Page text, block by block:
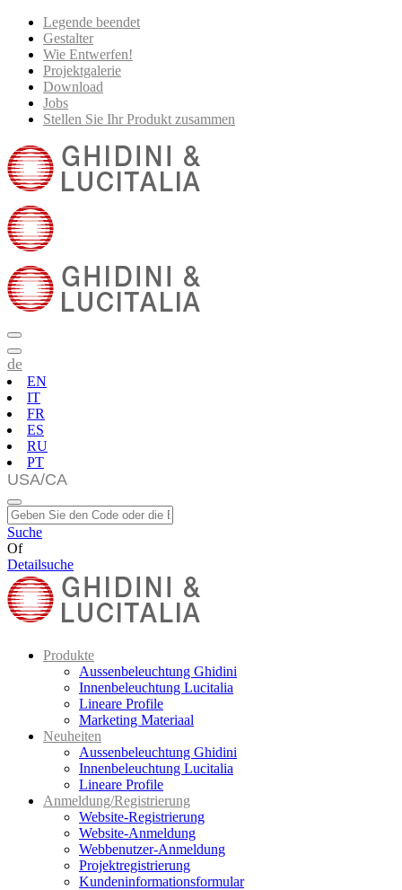
Legende beendet
Gestalter
Wie Entwerfen!
Projektgalerie
Download
Jobs
Stellen Sie Ihr Produkt zusammen
de
EN
IT
FR
ES
RU
PT
Suche
Of
Detailsuche
Produkte
Aussenbeleuchtung Ghidini
Innenbeleuchtung Lucitalia
Lineare Profile
Marketing Materiaal
Neuheiten
Aussenbeleuchtung Ghidini
Innenbeleuchtung Lucitalia
Lineare Profile
Anmeldung/Registrierung
Website-Registrierung
Website-Anmeldung
Webbenutzer-Anmeldung
Projektregistrierung
Kundeninformationsformular